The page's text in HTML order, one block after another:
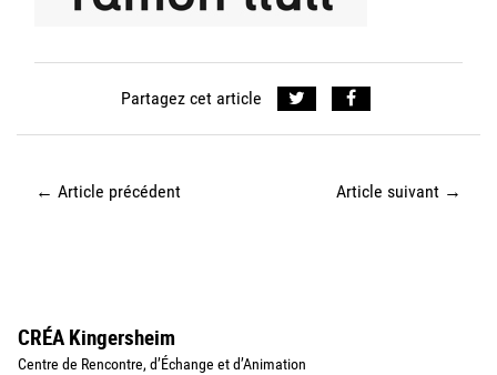
Partagez cet article
← Article précédent Article suivant →
CRÉA Kingersheim
Centre de Rencontre, d’Échange et d’Animation